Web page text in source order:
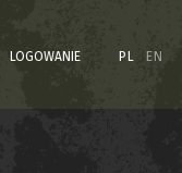
LOGOWANIE PL EN